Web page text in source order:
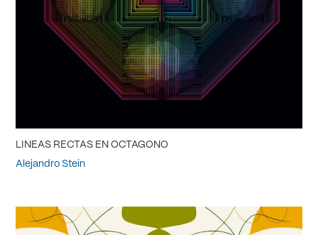
LINEAS RECTAS EN OCTAGONO
Alejandro Stein